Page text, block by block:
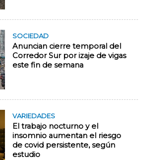
SOCIEDAD
Anuncian cierre temporal del
Corredor Sur por izaje de vigas
este fin de semana
VARIEDADES
El trabajo nocturno y el
insomnio aumentan el riesgo
de covid persistente, según
estudio